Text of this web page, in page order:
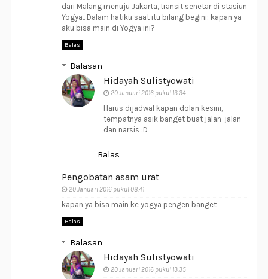
dari Malang menuju Jakarta, transit senetar di stasiun
Yogya.. Dalam hatiku saat itu bilang begini: kapan ya
aku bisa main di Yogya ini?
Balas
Balasan
Hidayah Sulistyowati
20 Januari 2016 pukul 13.34
Harus dijadwal kapan dolan kesini,
tempatnya asik banget buat jalan-jalan
dan narsis :D
Balas
Pengobatan asam urat
20 Januari 2016 pukul 08.41
kapan ya bisa main ke yogya pengen banget
Balas
Balasan
Hidayah Sulistyowati
20 Januari 2016 pukul 13.35